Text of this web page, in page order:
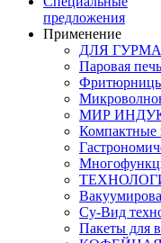
предложения
Применение
ДЛЯ
Паровая печь
МИР
Компактные
Су-Вид
Пакеты для